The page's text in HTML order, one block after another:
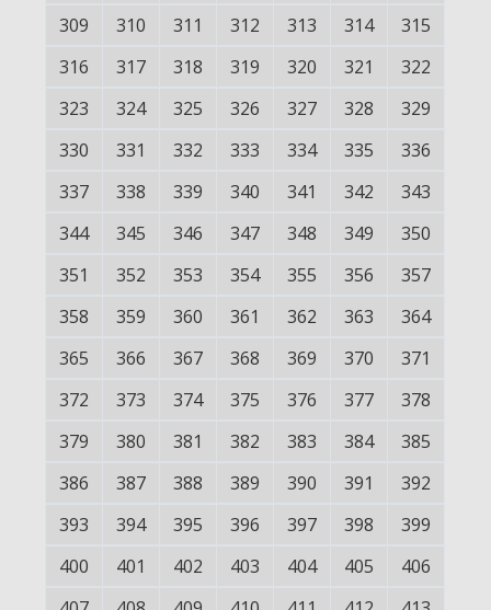
309
310 311 312 313 314
315
316
317 318 319 320 321
322
323
324 325 326 327 328
329
330
331 332 333 334 335
336
337
338 339 340 341 342
343
344
345 346 347 348 349
350
351
352 353 354 355 356
357
358
359 360 361 362 363
364
365
366 367 368 369 370
371
372
373 374 375 376 377
378
379
380 381 382 383 384
385
386
387 388 389 390 391
392
393
394 395 396 397 398
399
400
401 402 403 404 405
406